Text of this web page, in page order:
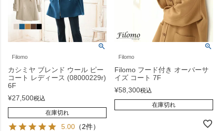
Filomo
カシミヤ ブレンド ウール ピー
コート レディース (08000229r)
6F
¥27,500税込
在庫切れ
5.00 （2件）
Filomo
Filomo フード付き オーバーサ
イズ コート 7F
¥58,300税込
在庫切れ